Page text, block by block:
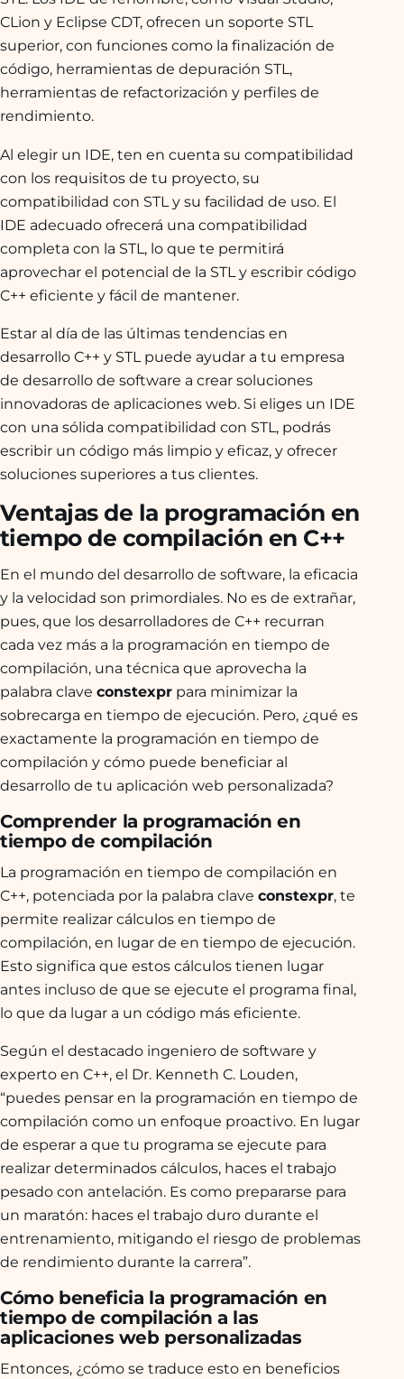
CLion y Eclipse CDT, ofrecen un soporte STL
superior, con funciones como la finalización de
código, herramientas de depuración STL,
herramientas de refactorización y perfiles de
rendimiento.
Al elegir un IDE, ten en cuenta su compatibilidad
con los requisitos de tu proyecto, su
compatibilidad con STL y su facilidad de uso. El
IDE adecuado ofrecerá una compatibilidad
completa con la STL, lo que te permitirá
aprovechar el potencial de la STL y escribir código
C++ eficiente y fácil de mantener.
Estar al día de las últimas tendencias en
desarrollo C++ y STL puede ayudar a tu empresa
de desarrollo de software a crear soluciones
innovadoras de aplicaciones web. Si eliges un IDE
con una sólida compatibilidad con STL, podrás
escribir un código más limpio y eficaz, y ofrecer
soluciones superiores a tus clientes.
Ventajas de la programación en
tiempo de compilación en C++
En el mundo del desarrollo de software, la eficacia
y la velocidad son primordiales. No es de extrañar,
pues, que los desarrolladores de C++ recurran
cada vez más a la programación en tiempo de
compilación, una técnica que aprovecha la
palabra clave constexpr para minimizar la
sobrecarga en tiempo de ejecución. Pero, ¿qué es
exactamente la programación en tiempo de
compilación y cómo puede beneficiar al
desarrollo de tu aplicación web personalizada?
Comprender la programación en
tiempo de compilación
La programación en tiempo de compilación en
C++, potenciada por la palabra clave constexpr, te
permite realizar cálculos en tiempo de
compilación, en lugar de en tiempo de ejecución.
Esto significa que estos cálculos tienen lugar
antes incluso de que se ejecute el programa final,
lo que da lugar a un código más eficiente.
Según el destacado ingeniero de software y
experto en C++, el Dr. Kenneth C. Louden,
“puedes pensar en la programación en tiempo de
compilación como un enfoque proactivo. En lugar
de esperar a que tu programa se ejecute para
realizar determinados cálculos, haces el trabajo
pesado con antelación. Es como prepararse para
un maratón: haces el trabajo duro durante el
entrenamiento, mitigando el riesgo de problemas
de rendimiento durante la carrera”.
Cómo beneficia la programación en
tiempo de compilación a las
aplicaciones web personalizadas
Entonces, ¿cómo se traduce esto en beneficios